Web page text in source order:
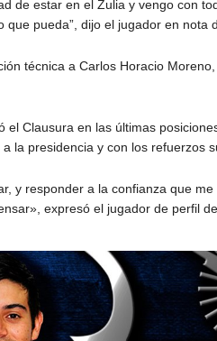
de estar en el Zulia y vengo con
que pueda”, dijo el jugador en nota
técnica a Carlos Horacio
el Clausura en las últimas
la presidencia y con los refuerzos
y responder a la confianza que
expresó el jugador de perfil